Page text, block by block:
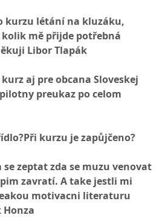
kurzu létání na kluzáku,
mě přijde potřebná
Libor Tlapák
aj pre obcana Sloveskej
preukaz po celom
kurzu je zapůjčeno?
zeptat zda se muzu venovat
zavratí. A take jestli mi
motivacni literaturu
Honza